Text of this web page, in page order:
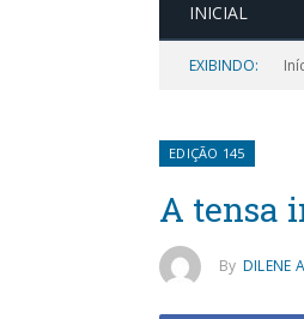
INICIAL
EXIBINDO:
EDIÇÃO 145
A tensa
By DILENE